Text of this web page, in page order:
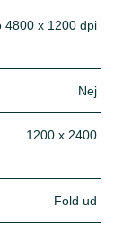
4800 x 1200 dpi
Nej
1200 x 2400
Fold ud